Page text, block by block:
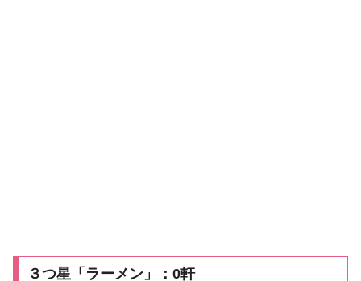
３つ星「ラーメン」：0軒